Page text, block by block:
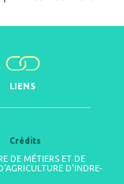
LIENS
Crédits
DE MÉTIERS ET DE
D'INDRE-